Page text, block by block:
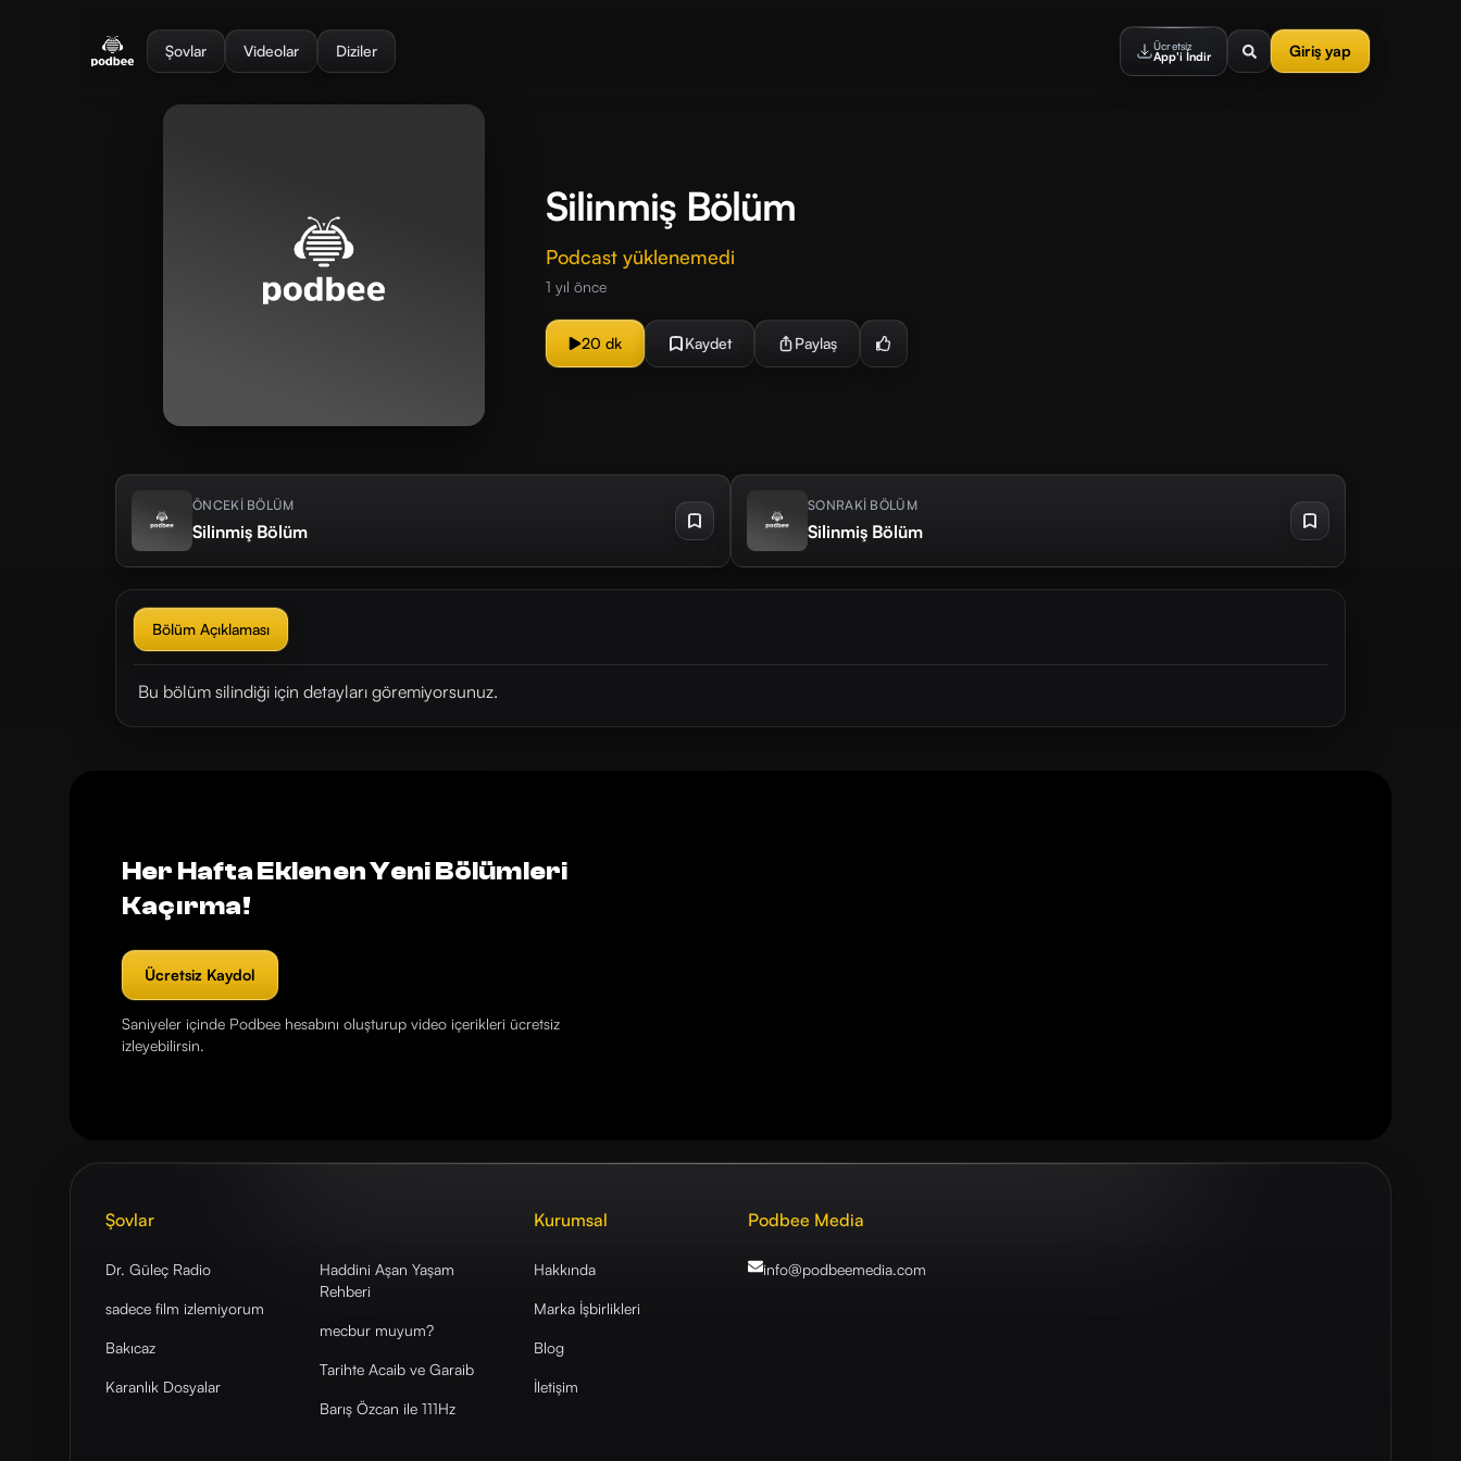
Şovlar Videolar Diziler Ücretsiz
App'i İndir Giriş yap
Silinmiş Bölüm
Podcast yüklenemedi
1 yıl önce
20 dk Kaydet Paylaş
ÖNCEKİ BÖLÜM
Silinmiş Bölüm
SONRAKİ BÖLÜM
Silinmiş Bölüm
Bölüm Açıklaması
Bu bölüm silindiği için detayları göremiyorsunuz.
Her Hafta Eklenen Yeni Bölümleri
Kaçırma!
Ücretsiz Kaydol
Saniyeler içinde Podbee hesabını oluşturup video içerikleri ücretsiz
izleyebilirsin.
Şovlar
Dr. Güleç Radio
sadece film izlemiyorum
Bakıcaz
Karanlık Dosyalar
Haddini Aşan Yaşam
Rehberi
mecbur muyum?
Tarihte Acaib ve Garaib
Barış Özcan ile 111Hz
Kurumsal
Hakkında
Marka İşbirlikleri
Blog
İletişim
Podbee Media
info@podbeemedia.com